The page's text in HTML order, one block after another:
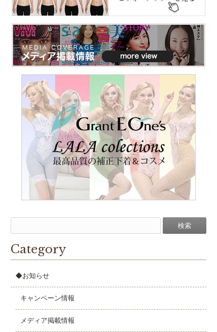
Category
◆お知らせ
キャンペーン情報
メディア掲載情報